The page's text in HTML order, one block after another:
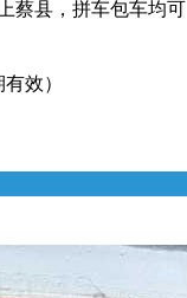
蔡县，拼车包车均可
效）